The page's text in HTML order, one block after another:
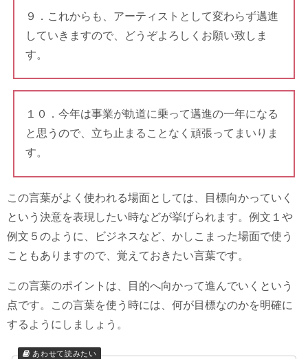
９．これからも、アーティストとして変わらず邁進
していきますので、どうぞよろしくお願い致しま
す。
１０．今年は事業が軌道に乗って邁進の一年になる
と思うので、立ち止まることなく頑張ってまいりま
す。
この言葉がよく使われる場面としては、目標向かっていく
という決意を表現したい時などが挙げられます。例文１や
例文５のように、ビジネスなど、かしこまった場面で使う
こともありますので、覚えておきたい言葉です。
この言葉のポイントは、目的へ向かって進んでいくという
点です。この言葉を使う時には、何が目標なのかを明確に
するようにしましょう。